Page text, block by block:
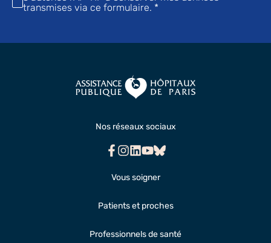
transmises via ce formulaire. *
Nos réseaux sociaux
Facebook
Instagram
Linkedin
Youtube
Bluesky
Vous soigner
Patients et proches
Professionnels de santé